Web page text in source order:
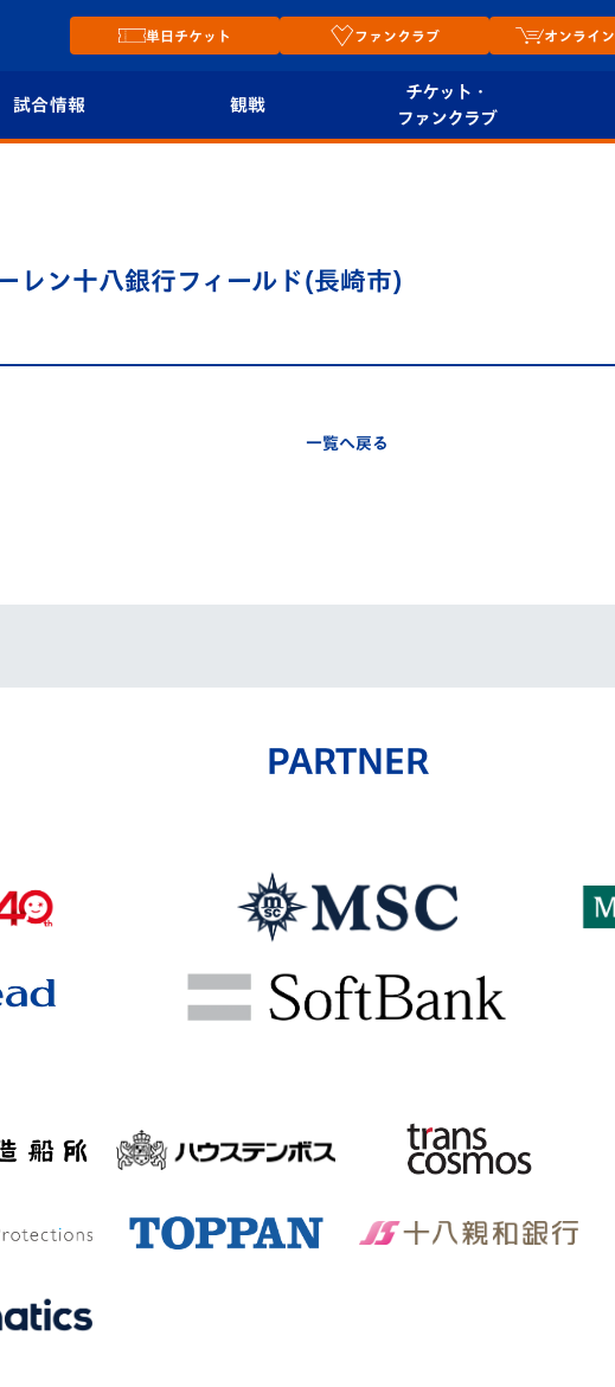
単日チケット ファンクラブ オンライン
試合情報 観戦
チケット・
ファンクラブ
プレイヤーズスイート
ン十八銀行フィールド(長崎市)
一覧へ戻る
PARTNER